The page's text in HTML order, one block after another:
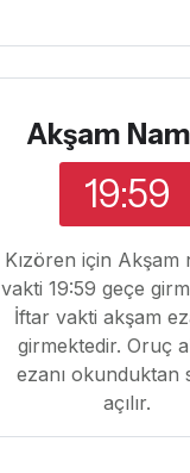
Akşam
19:59
Kızören için Akşam
vakti 19:59 geçe
İftar vakti akşam
girmektedir. Oruç
ezanı okunduktan
açılır.